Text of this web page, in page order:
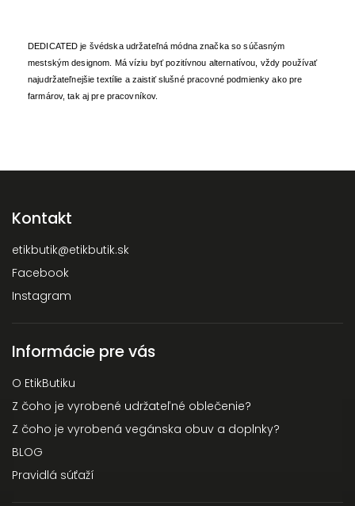
DEDICATED je švédska udržateľná módna značka so súčasným
mestským designom. Má víziu byť pozitívnou alternatívou, vždy používať
najudržateľnejšie textílie a zaistiť slušné pracovné podmienky ako pre
farmárov, tak aj pre pracovníkov.
Kontakt
etikbutik@etikbutik.sk
Facebook
Instagram
Informácie pre vás
O EtikButiku
Z čoho je vyrobené udržateľné oblečenie?
Z čoho je vyrobená vegánska obuv a doplnky?
BLOG
Pravidlá súťaží